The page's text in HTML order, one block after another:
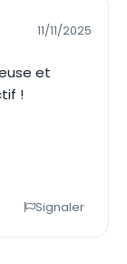
11/11/2025
et
!
Signaler